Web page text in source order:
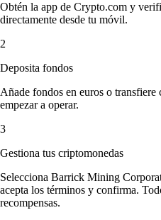
Obtén la app de Crypto.com y
directamente desde tu móvil.
2
Deposita fondos
Añade fondos en euros o transfiere
empezar a operar.
3
Gestiona tus criptomonedas
Selecciona Barrick Mining
acepta los términos y confirma.
recompensas.